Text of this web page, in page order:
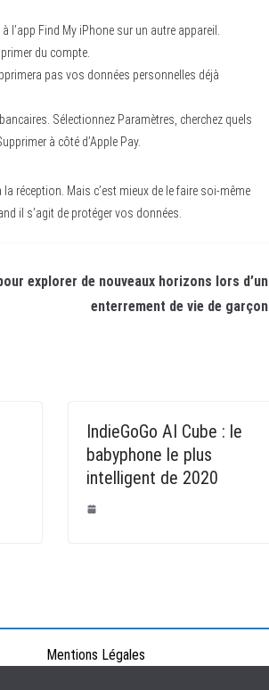
Find My iPhone sur un autre appareil.
du compte.
pas vos données personnelles déjà
Sélectionnez Paramètres, cherchez quels
à côté d’Apple Pay.
réception. Mais c’est mieux de le faire soi-même
il s’agit de protéger vos données.
explorer de nouveaux horizons lors d’un
enterrement de vie de garçon
IndieGoGo AI Cube : le
babyphone le plus
intelligent de 2020
Mentions Légales